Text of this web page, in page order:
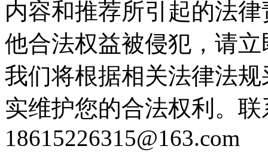
内容和推荐所引起的法
他合法权益被侵犯，请
我们将根据相关法律法
实维护您的合法权利。
18615226315@163.com